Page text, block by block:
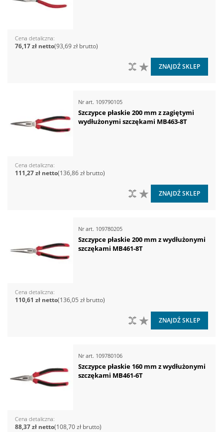
Cena detaliczna
93,69 zł
76,17 zł
DO LISTY ŻYCZEŃ
DO PORÓWNANIA
ZNAJDŹ SKLEP
Nr art. 109790105
Szczypce płaskie 200 mm z zagiętymi
wydłużonymi szczękami MB463-8T
Cena detaliczna
136,86 zł
111,27 zł
DO LISTY ŻYCZEŃ
DO PORÓWNANIA
ZNAJDŹ SKLEP
Nr art. 109780205
Szczypce płaskie 200 mm z wydłużonymi
szczękami MB461-8T
Cena detaliczna
136,05 zł
110,61 zł
DO LISTY ŻYCZEŃ
DO PORÓWNANIA
ZNAJDŹ SKLEP
Nr art. 109780106
Szczypce płaskie 160 mm z wydłużonymi
szczękami MB461-6T
Cena detaliczna
108,70 zł
88,37 zł